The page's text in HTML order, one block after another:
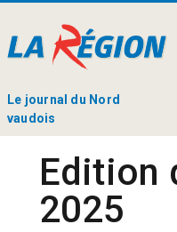
Le journal du Nord
vaudois
Edition
2025